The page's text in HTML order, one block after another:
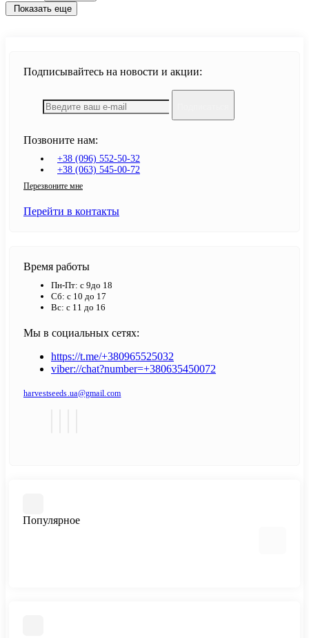
Показать еще
Подписывайтесь на новости и акции:
Позвоните нам:
+38 (096) 552-50-32
+38 (063) 545-00-72
Перезвоните мне
Перейти в контакты
Время работы
Пн-Пт: с 9до 18
Сб: с 10 до 17
Вс: с 11 до 16
Мы в социальных сетях:
https://t.me/+380965525032
viber://chat?number=+380635450072
harvestseeds.ua@gmail.com
Популярное